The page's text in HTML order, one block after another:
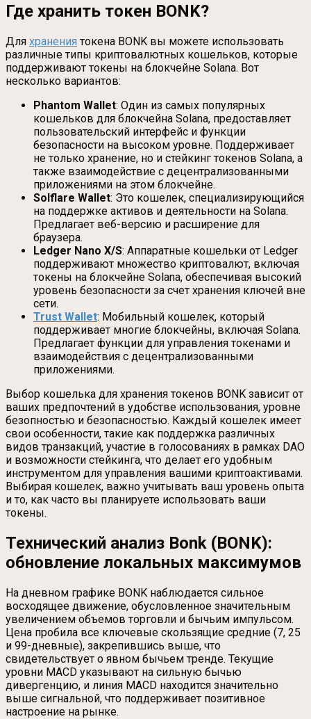
Где хранить токен BONK?
Для хранения токена BONK вы можете использовать
различные типы криптовалютных кошельков, которые
поддерживают токены на блокчейне Solana. Вот
несколько вариантов:
Phantom Wallet: Один из самых популярных
кошельков для блокчейна Solana, предоставляет
пользовательский интерфейс и функции
безопасности на высоком уровне. Поддерживает
не только хранение, но и стейкинг токенов Solana, а
также взаимодействие с децентрализованными
приложениями на этом блокчейне.
Solflare Wallet: Это кошелек, специализирующийся
на поддержке активов и деятельности на Solana.
Предлагает веб-версию и расширение для
браузера.
Ledger Nano X/S: Аппаратные кошельки от Ledger
поддерживают множество криптовалют, включая
токены на блокчейне Solana, обеспечивая высокий
уровень безопасности за счет хранения ключей вне
сети.
Trust Wallet: Мобильный кошелек, который
поддерживает многие блокчейны, включая Solana.
Предлагает функции для управления токенами и
взаимодействия с децентрализованными
приложениями.
Выбор кошелька для хранения токенов BONK зависит от
ваших предпочтений в удобстве использования, уровне
безопностью и безопасностью. Каждый кошелек имеет
свои особенности, такие как поддержка различных
видов транзакций, участие в голосованиях в рамках DAO
и возможности стейкинга, что делает его удобным
инструментом для управления вашими криптоактивами.
Выбирая кошелек, важно учитывать ваш уровень опыта
и то, как часто вы планируете использовать ваши
токены.
Технический анализ Bonk (BONK):
обновление локальных максимумов
На дневном графике BONK наблюдается сильное
восходящее движение, обусловленное значительным
увеличением объемов торговли и бычьим импульсом.
Цена пробила все ключевые скользящие средние (7, 25
и 99-дневные), закрепившись выше, что
свидетельствует о явном бычьем тренде. Текущие
уровни MACD указывают на сильную бычью
дивергенцию, и линия MACD находится значительно
выше сигнальной, что поддерживает позитивное
настроение на рынке.